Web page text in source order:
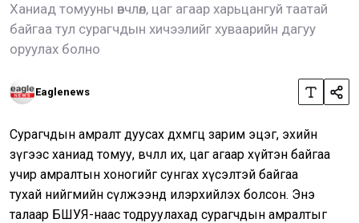
Ханиад томууны өвчлөл, цаг агаар харьцангуй таатай
байгаа тул сурагчдын хичээлийг хуваарийн дагуу
оруулах болно
Eaglenews
Сурагчдын амралт дуусах дөхмөгц зарим эцэг, эхийн
зүгээс ханиад томуу, өвчлөл их, цаг агаар хүйтэн байгаа
учир амралтын хоногийг сунгах хүсэлтэй байгаа
тухай нийгмийн сүлжээнд илэрхийлэх болсон. Энэ
талаар БШУЯ-наас тодруулахад сурагчдын амралтыг